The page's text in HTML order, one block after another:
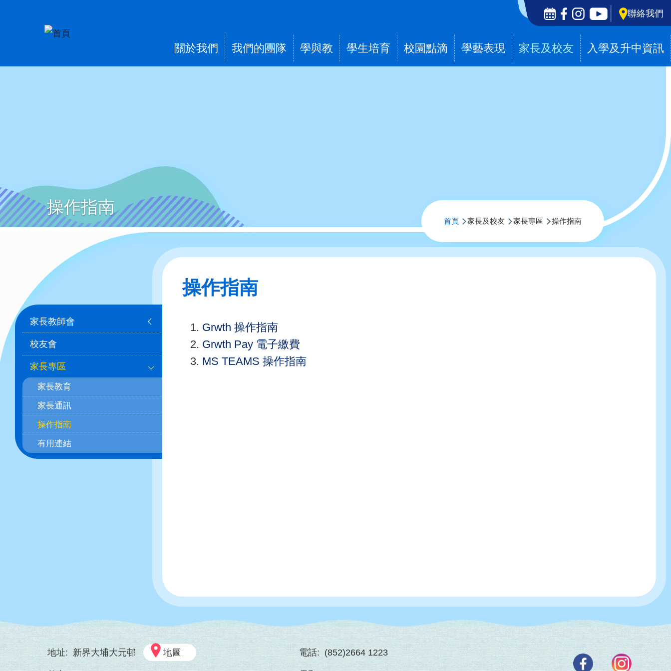
Social
Media
Top
聯絡我們
Main
navigation
關於我們 我們的團隊 學與教 學生培育 校園點滴 學藝表現 家長及校友 入學及升中資訊
操作指南
航
連
首頁 家長及校友 家長專區 操作指南
操作指南
Grwth 操作指南
Grwth Pay 電子繳費
MS TEAMS 操作指南
Main
navigation
家長教師會
校友會
家長專區
家長教育
家長通訊
操作指南
有用連結
地址: 新界大埔大元邨 地圖 電話: (852)2664 1223